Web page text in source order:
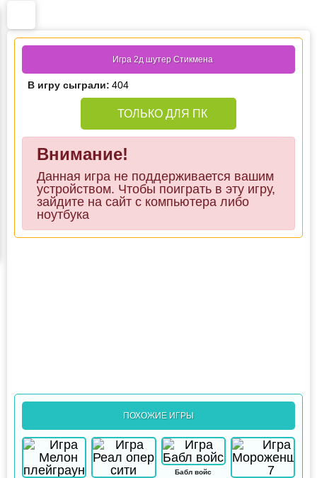
Игра 2д шутер Стикмена
В игру сыграли: 404
ТОЛЬКО ДЛЯ ПК
Внимание!
Данная игра не поддерживается вашим
устройством. Чтобы поиграть в эту игру,
зайдите на сайт с компьютера либо
ноутбука
ПОХОЖИЕ ИГРЫ
Бабл войс